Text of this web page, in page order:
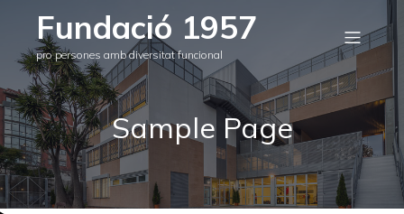
Fundació 1957
pro persones amb diversitat funcional
Sample Page